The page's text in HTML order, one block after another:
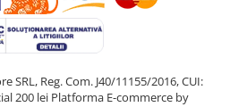
SRL, Reg. Com. J40/11155/2016, CUI:
200 lei Platforma E-commerce by